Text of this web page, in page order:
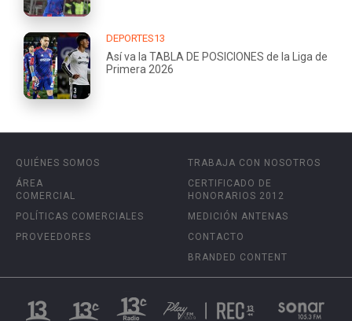
DEPORTES13
Así va la TABLA DE POSICIONES de la Liga de
Primera 2026
QUIÉNES SOMOS
ÁREA
COMERCIAL
POLÍTICAS COMERCIALES
PROVEEDORES
TRABAJA CON NOSOTROS
CERTIFICADO DE
HONORARIOS 2012
MEDICIÓN ANTENAS
CONTACTO
BRANDED CONTENT